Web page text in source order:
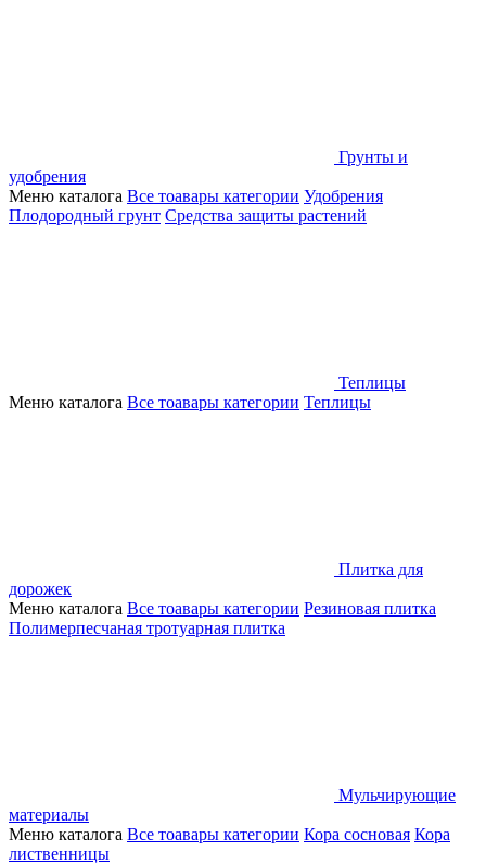
Грунты и
удобрения
Меню каталога Все тоавары категории Удобрения
Плодородный грунт Средства защиты растений
Теплицы
Меню каталога Все тоавары категории Теплицы
Плитка для
дорожек
Меню каталога Все тоавары категории Резиновая плитка
Полимерпесчаная тротуарная плитка
Мульчирующие
материалы
Меню каталога Все тоавары категории Кора сосновая Кора
лиственницы